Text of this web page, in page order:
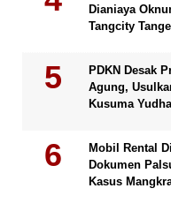
Dianiaya
Tangcity
PDKN Desak
Agung,
Kusuma Yudha
Mobil Rental
Dokumen
Kasus